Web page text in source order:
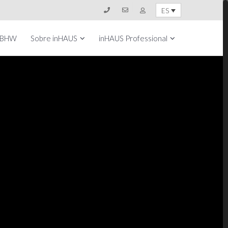
ES
Sobre inHAUS inHAUS Professional